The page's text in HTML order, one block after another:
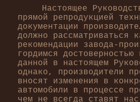
Настоящее
прямой репродукцией
документации
должно рассматриваться
рекомендации завода-
гордимся достоверностью
данной в настоящем
однако, производители
вносят изменения в
автомобили в процессе
чем не всегда ставят